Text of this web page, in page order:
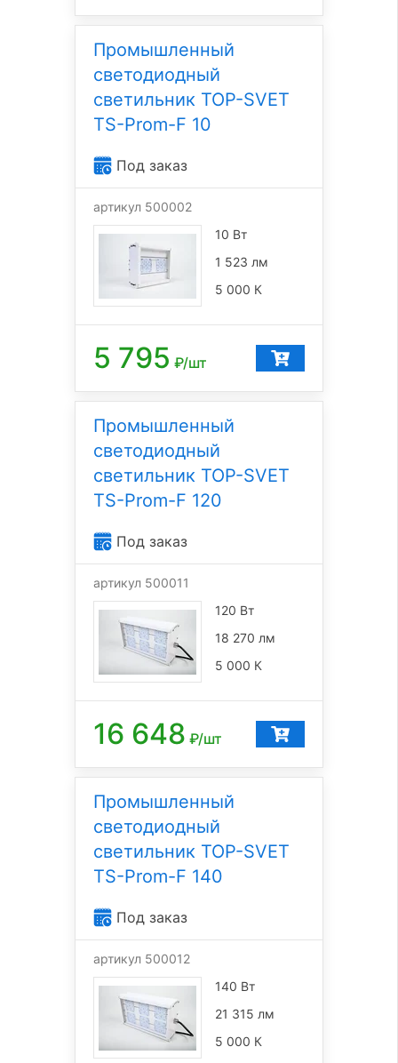
Промышленный
светодиодный
светильник TOP-SVET
TS-Prom-F 10
Под заказ
артикул 500002
10 Вт
1 523 лм
5 000 К
5 795 ₽/шт
Промышленный
светодиодный
светильник TOP-SVET
TS-Prom-F 120
Под заказ
артикул 500011
120 Вт
18 270 лм
5 000 К
16 648 ₽/шт
Промышленный
светодиодный
светильник TOP-SVET
TS-Prom-F 140
Под заказ
артикул 500012
140 Вт
21 315 лм
5 000 К